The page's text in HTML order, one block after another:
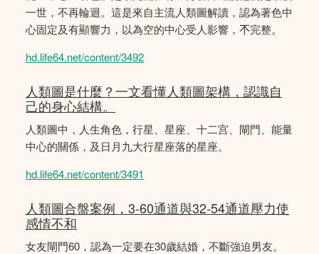
一世，不再輪迴。這是來自主流人類圖解讀，認為著色中
心固定及有顯響力，以為空的中心受人影響，𣎴完整。
hd.life64.net/content/3492
人類圖是什麼？一文看懂人類圖架構，認識自
己的身心結構。
人類圖中，人生角色，行星、星座、十二宫、閘門、能量
中心的關係，及日月九大行星座落的星座。
hd.life64.net/content/3491
人類圖合盤案例，3-60通道與32-54通道壓力使
感情不和
女友閘門60，認為一定要在30歲結婚，不斷強迫男友。